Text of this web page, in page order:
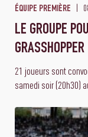
ÉQUIPE PREMIÈRE
LE GROUPE
GRASSHOPPER
21 joueurs sont
samedi soir (20h30)